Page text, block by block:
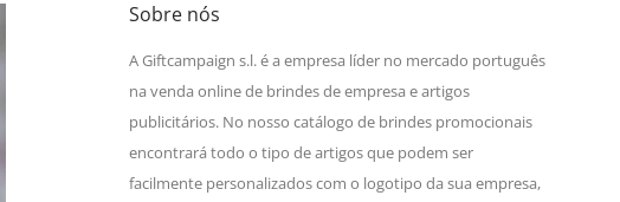
Sobre nós
A Giftcampaign s.l. é a empresa líder no mercado português
na venda online de brindes de empresa e artigos
publicitários. No nosso catálogo de brindes promocionais
encontrará todo o tipo de artigos que podem ser
facilmente personalizados com o logotipo da sua empresa,